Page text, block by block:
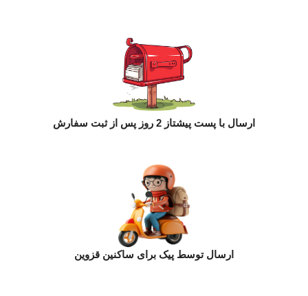
ارسال با پست پیشتاز 2 روز پس از ثبت سفارش
ارسال توسط پیک برای ساکنین قزوین